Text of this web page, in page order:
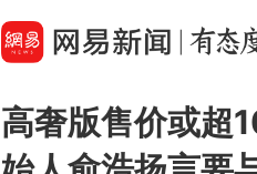
高奢版售价或超